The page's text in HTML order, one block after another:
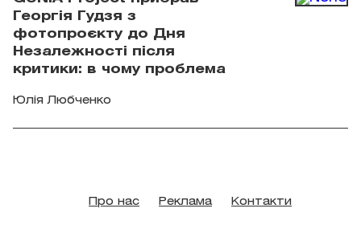
Георгія Гудзя з
фотопроєкту до Дня
Незалежності після
критики: в чому проблема
Юлія Любченко
Про нас Реклама Контакти